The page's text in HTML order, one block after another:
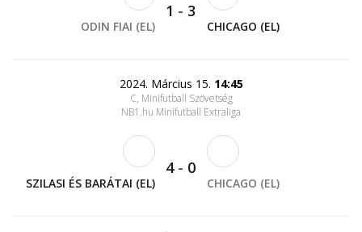
ODIN FIAI (EL)
1 - 3
CHICAGO (EL)
2024. Március 15. 14:45
C, Minifutball Szövetség
NB1.hu Minifutball Extraliga
SZILASI ÉS BARÁTAI (EL)
4- 0
CHICAGO (EL)